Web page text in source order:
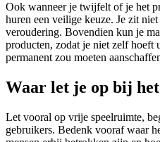
Ook wanneer je twijfelt of je het
huren een veilige keuze. Je zit
veroudering. Bovendien kun je
producten, zodat je niet zelf hoeft
permanent zou moeten
Waar let je op bij
Let vooral op vrije speelruimte,
gebruikers. Bedenk vooraf waar